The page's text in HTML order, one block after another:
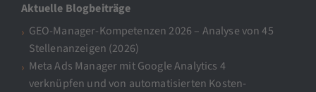
Aktuelle Blogbeiträge
GEO-Manager-Kompetenzen 2026 – Analyse von 45
Stellenanzeigen (2026)
Meta Ads Manager mit Google Analytics 4
verknüpfen und von automatisierten Kosten-